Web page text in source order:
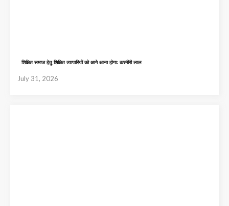
शिक्षित समाज हेतु शिक्षित व्यापारियों को आगे आना होगाः कश्मीरी लाल
July 31, 2026